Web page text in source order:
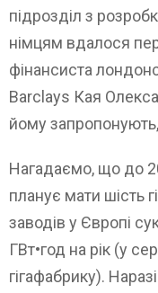
підрозділ з
німцям вдалося
фінансиста
Barclays Кая
йому
Нагадаємо, що до
планує мати шість
заводів у Європі
ГВт•год на рік (у
гігафабрику).